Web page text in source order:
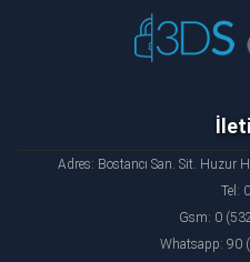
Adres: Bostancı San. Sit. Huzur
Tel:
Gsm: 0
Whatsapp: 90